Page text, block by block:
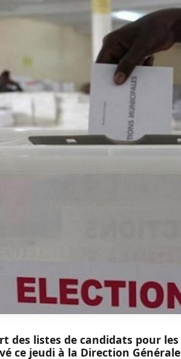
des listes de candidats pour
ce jeudi à la Direction